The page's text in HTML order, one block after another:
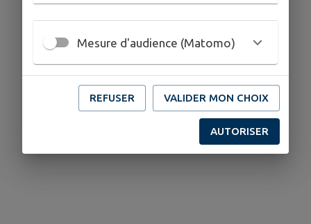
Mesure d'audience (Matomo)
REFUSER VALIDER MON CHOIX
AUTORISER